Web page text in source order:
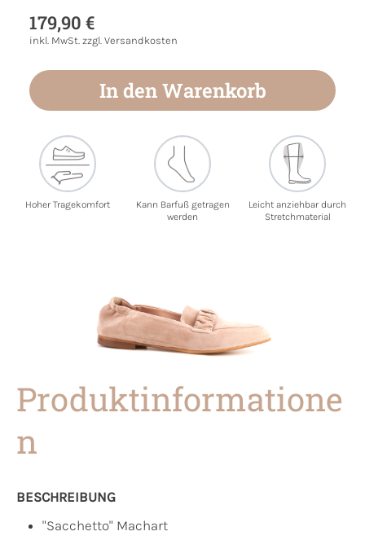
179,90 €
inkl. MwSt. zzgl. Versandkosten
In den Warenkorb
Hoher Tragekomfort
Kann Barfuß getragen
werden
Leicht anziehbar durch
Stretchmaterial
Produktinformatione
n
BESCHREIBUNG
"Sacchetto" Machart